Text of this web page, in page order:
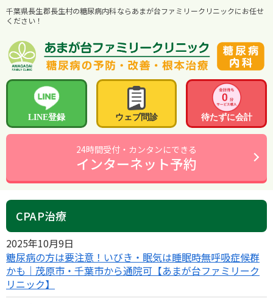
千葉県長生郡長生村の糖尿病内科ならあまが台ファミリークリニックにお任せ
ください！
LINE登録 ウェブ問診 待たずに会計
24時間受付・カンタンにできる
インターネット予約
CPAP治療
2025年10月9日
糖尿病の方は要注意！いびき・眠気は睡眠時無呼吸症候群
かも｜茂原市・千葉市から通院可【あまが台ファミリーク
リニック】